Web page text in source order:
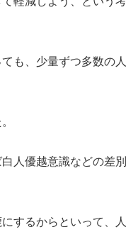
も、少量ずつ多数の人
人優越意識などの差別
するからといって、人